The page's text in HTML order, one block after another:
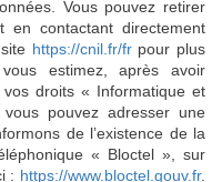
Vous pouvez retirer
en contactant directement
https://cnil.fr/frpour plus
estimez, après avoir
droits « Informatique et
pouvez adresser une
de l’existence de la
« Bloctel », sur
: https://www.bloctel.gouv.fr.